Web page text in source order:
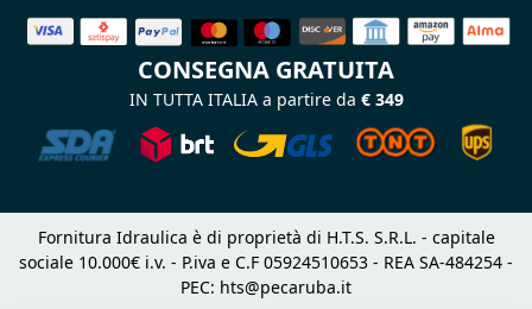
CONSEGNA GRATUITA
IN TUTTA ITALIA a partire da € 349
Fornitura Idraulica è di proprietà di H.T.S. S.R.L. - capitale
sociale 10.000€ i.v. - P.iva e C.F 05924510653 - REA SA-484254 -
PEC: hts@pecaruba.it